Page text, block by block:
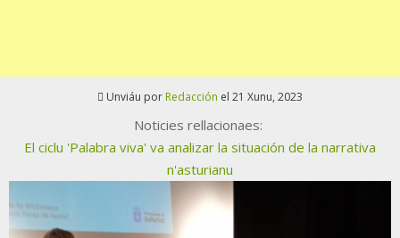
Unviáu por Redacción el 21 Xunu, 2023
Noticies rellacionaes:
El ciclu 'Palabra viva' va analizar la situación de la narrativa
n'asturianu